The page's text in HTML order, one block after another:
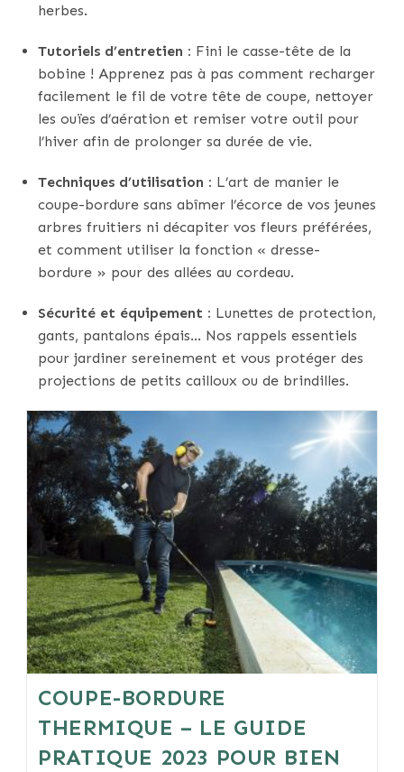
herbes.
Tutoriels d’entretien : Fini le casse-tête de la
bobine ! Apprenez pas à pas comment recharger
facilement le fil de votre tête de coupe, nettoyer
les ouïes d’aération et remiser votre outil pour
l’hiver afin de prolonger sa durée de vie.
Techniques d’utilisation : L’art de manier le
coupe-bordure sans abîmer l’écorce de vos jeunes
arbres fruitiers ni décapiter vos fleurs préférées,
et comment utiliser la fonction « dresse-
bordure » pour des allées au cordeau.
Sécurité et équipement : Lunettes de protection,
gants, pantalons épais… Nos rappels essentiels
pour jardiner sereinement et vous protéger des
projections de petits cailloux ou de brindilles.
COUPE-BORDURE
THERMIQUE – LE GUIDE
PRATIQUE 2023 POUR BIEN